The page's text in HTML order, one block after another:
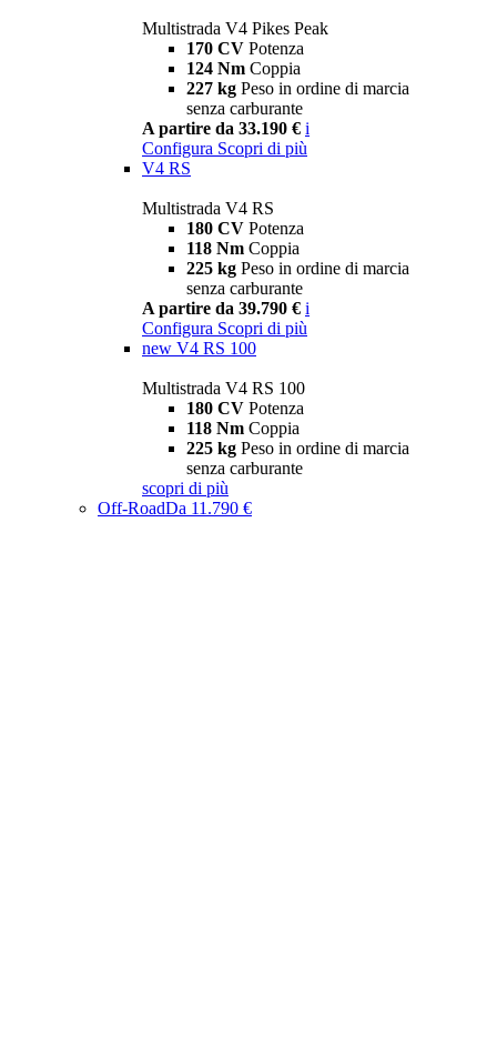
Multistrada V4 Pikes Peak
170 CV Potenza
124 Nm Coppia
227 kg Peso in ordine di marcia
senza carburante
A partire da 33.190 € i
Configura Scopri di più
V4 RS
Multistrada V4 RS
180 CV Potenza
118 Nm Coppia
225 kg Peso in ordine di marcia
senza carburante
A partire da 39.790 € i
Configura Scopri di più
new V4 RS 100
Multistrada V4 RS 100
180 CV Potenza
118 Nm Coppia
225 kg Peso in ordine di marcia
senza carburante
scopri di più
Off-RoadDa 11.790 €